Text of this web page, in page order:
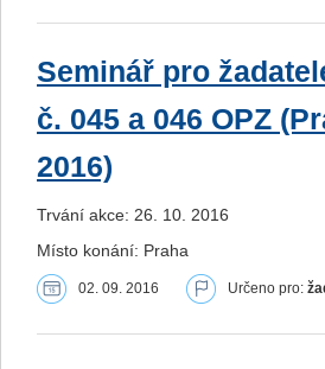
Seminář pro
č. 045 a 046 OPZ
2016)
Trvání akce: 26. 10. 2016
Místo konání: Praha
02. 09. 2016 Určeno pro: